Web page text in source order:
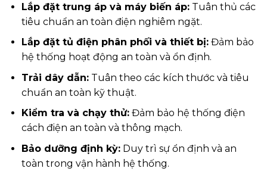
Lắp đặt trung áp và máy biến áp:Tuân thủ các
tiêu chuẩn an toàn điện nghiêm ngặt.
Lắp đặt tủ điện phân phối và thiết bị:Đảm bảo
hệ thống hoạt động an toàn và ổn định.
Trải dây dẫn:Tuân theo các kích thước và tiêu
chuẩn an toàn kỹ thuật.
Kiểm tra và chạy thử:Đảm bảo hệ thống điện
cách điện an toàn và thông mạch.
Bảo dưỡng định kỳ:Duy trì sự ổn định và an
toàn trong vận hành hệ thống.